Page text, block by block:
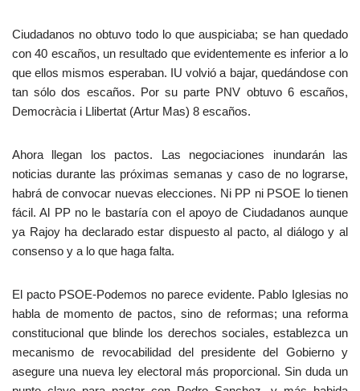
Ciudadanos no obtuvo todo lo que auspiciaba; se han quedado
con 40 escaños, un resultado que evidentemente es inferior a lo
que ellos mismos esperaban. IU volvió a bajar, quedándose con
tan sólo dos escaños. Por su parte PNV obtuvo 6 escaños,
Democràcia i Llibertat (Artur Mas) 8 escaños.
Ahora llegan los pactos. Las negociaciones inundarán las
noticias durante las próximas semanas y caso de no lograrse,
habrá de convocar nuevas elecciones. Ni PP ni PSOE lo tienen
fácil. Al PP no le bastaría con el apoyo de Ciudadanos aunque
ya Rajoy ha declarado estar dispuesto al pacto, al diálogo y al
consenso y a lo que haga falta.
El pacto PSOE-Podemos no parece evidente. Pablo Iglesias no
habla de momento de pactos, sino de reformas; una reforma
constitucional que blinde los derechos sociales, establezca un
mecanismo de revocabilidad del presidente del Gobierno y
asegure una nueva ley electoral más proporcional. Sin duda un